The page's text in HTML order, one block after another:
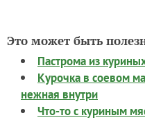
Это может быть
Пастрома из
Курочка в соевом
нежная внутри
Что-то с куриным